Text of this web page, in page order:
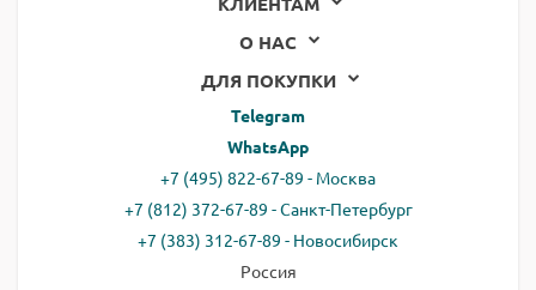
О НАС
ДЛЯ ПОКУПКИ
Telegram
WhatsApp
+7 (495) 822-67-89 - Москва
+7 (812) 372-67-89 - Санкт-Петербург
+7 (383) 312-67-89 - Новосибирск
Россия